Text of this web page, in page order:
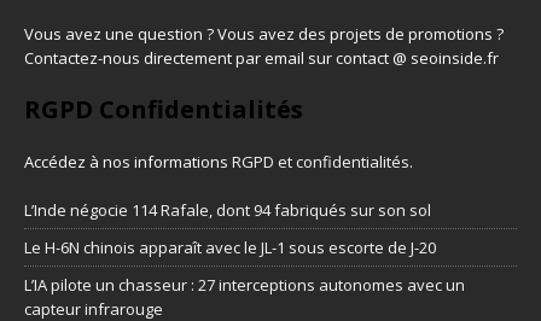
Vous avez une question ? Vous avez des projets de promotions ?
Contactez-nous directement par email sur contact @ seoinside.fr
RGPD Confidentialités
Accédez à nos informations RGPD et confidentialités.
L’Inde négocie 114 Rafale, dont 94 fabriqués sur son sol
Le H-6N chinois apparaît avec le JL-1 sous escorte de J-20
L’IA pilote un chasseur : 27 interceptions autonomes avec un
capteur infrarouge